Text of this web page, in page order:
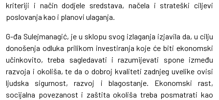
kriteriji i način dodjele sredstava, načela i strateški ciljevi
poslovanja kao i planovi ulaganja.
G-đa Sulejmanagić, je u sklopu svog izlaganja izjavila da, u cilju
donošenja odluka prilikom investiranja koje će biti ekonomski
učinkovito, treba sagledavati i razumijevati spone između
razvoja i okoliša, te da o dobroj kvaliteti zadnjeg uvelike ovisi
ljudska sigurnost, razvoj i blagostanje. Ekonomski rast,
socijalna povezanost i zaštita okoliša treba posmatrati kao